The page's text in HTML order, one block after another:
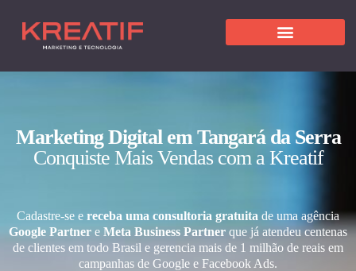
Marketing Digital em Tangará da Serra
Conquiste Mais Vendas com a Kreatif
Cadastre-se e receba uma consultoria gratuita de uma agência
Google Partner e Meta Business Partner que já atendeu centenas
de clientes em todo Brasil e gerencia mais de 1 milhão de reais em
campanhas de Google e Facebook Ads.